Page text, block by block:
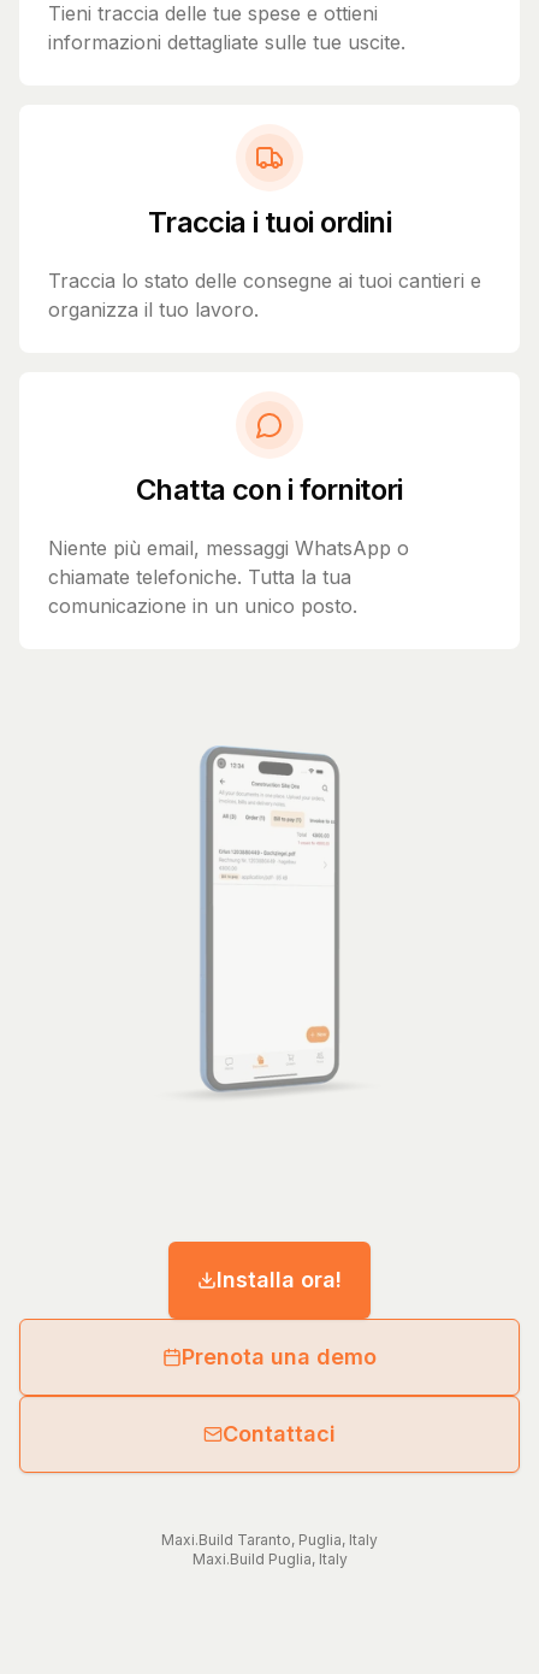
Tieni traccia delle tue spese e ottieni
informazioni dettagliate sulle tue uscite.
Traccia i tuoi ordini
Traccia lo stato delle consegne ai tuoi cantieri e
organizza il tuo lavoro.
Chatta con i fornitori
Niente più email, messaggi WhatsApp o
chiamate telefoniche. Tutta la tua
comunicazione in un unico posto.
Installa ora!
Prenota una demo
Contattaci
Maxi.Build Taranto, Puglia, Italy
Maxi.Build Puglia, Italy